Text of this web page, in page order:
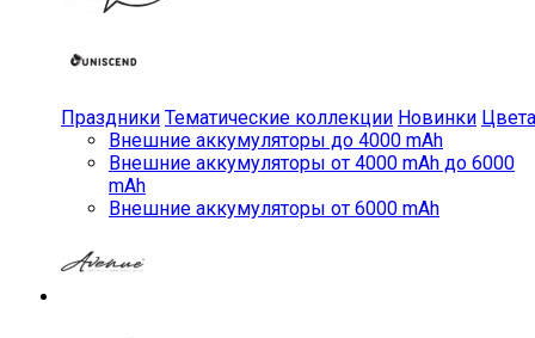
Праздники Тематические коллекции Новинки Цвета
Внешние аккумуляторы до 4000 mAh
Внешние аккумуляторы от 4000 mAh до 6000
mAh
Внешние аккумуляторы от 6000 mAh